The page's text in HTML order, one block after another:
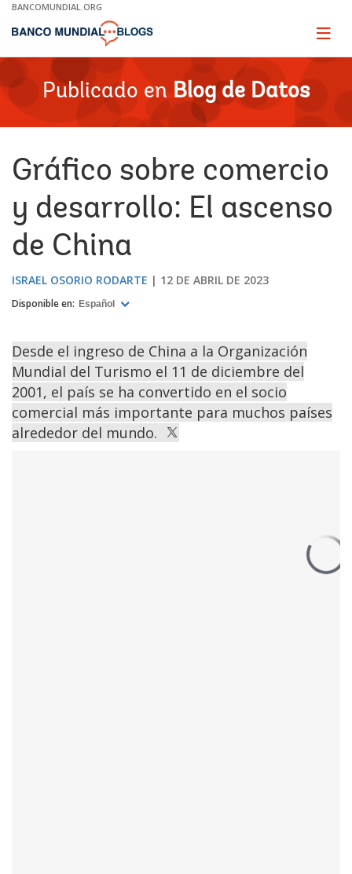
Skip
Main
BANCOMUNDIAL.ORG
Page
Publicado en Blog de Datos
Gráfico sobre comercio
y desarrollo: El ascenso
de China
ISRAEL OSORIO RODARTE 12 DE ABRIL DE 2023
Disponible en: Español
Desde el ingreso de China a la Organización
Mundial del Turismo el 11 de diciembre del
2001, el país se ha convertido en el socio
comercial más importante para muchos países
alrededor del mundo.